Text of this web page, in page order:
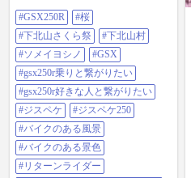
約1000本のソメイヨシノ🌸 桜🌸、
やっぱり綺麗ですね！😊 集合場所
だけ決めて小一時間自由行動。 地
元の運営スタッフで交通誘導され
てる @135774 さんにも久しぶりに
お会い出来ました😊 それにしても
暑い🥵 ジャケットとネックウォー
マー脱ぎました😅 自由時間の後、
タケテクさんが桜と皆んなの 走行
写真を撮ってくれました♪ 写真①が
それです。 桜と自分が走ってる写
真なんてかなり貴重！ タケテクさ
ん、ありがとうございます！
@110340 さん @137803 さん
#GSX250R
#桜
#下北山さくら祭
#下北山村
#ソメイヨシノ
#GSX
#gsx250r乗りと繋がりたい
#gsx250r好きな人と繋がりたい
#ジスペケ
#ジスペケ250
#バイクのある風景
#バイクのある景色
#リターンライダー